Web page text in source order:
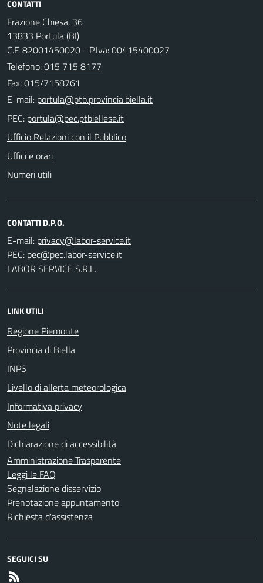
CONTATTI
Frazione Chiesa, 36
13833 Portula (BI)
C.F. 82001450020 - P.Iva: 00415400027
Telefono:015 715 8177
Fax: 015/7158761
E-mail:
PEC:
Ufficio Relazioni con il Pubblico
Uffici e orari
Numeri utili
CONTATTI D.P.O.
E-mail:
PEC:
LABOR SERVICE S.R.L.
LINK UTILI
Regione Piemonte
Provincia di Biella
INPS
Livello di allerta meteorologica
Informativa privacy
Note legali
Dichiarazione di accessibilità
Amministrazione Trasparente
Leggi le FAQ
Segnalazione disservizio
Prenotazione appuntamento
Richiesta d'assistenza
SEGUICI SU